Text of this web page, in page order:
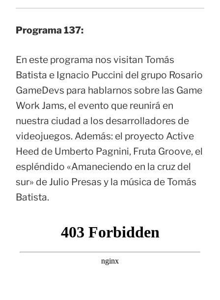
Programa 137:
En este programa nos visitan Tomás
Batista e Ignacio Puccini del grupo Rosario
GameDevs para hablarnos sobre las Game
Work Jams, el evento que reunirá en
nuestra ciudad a los desarrolladores de
videojuegos. Además: el proyecto Active
Heed de Umberto Pagnini, Fruta Groove, el
espléndido «Amaneciendo en la cruz del
sur» de Julio Presas y la música de Tomás
Batista.